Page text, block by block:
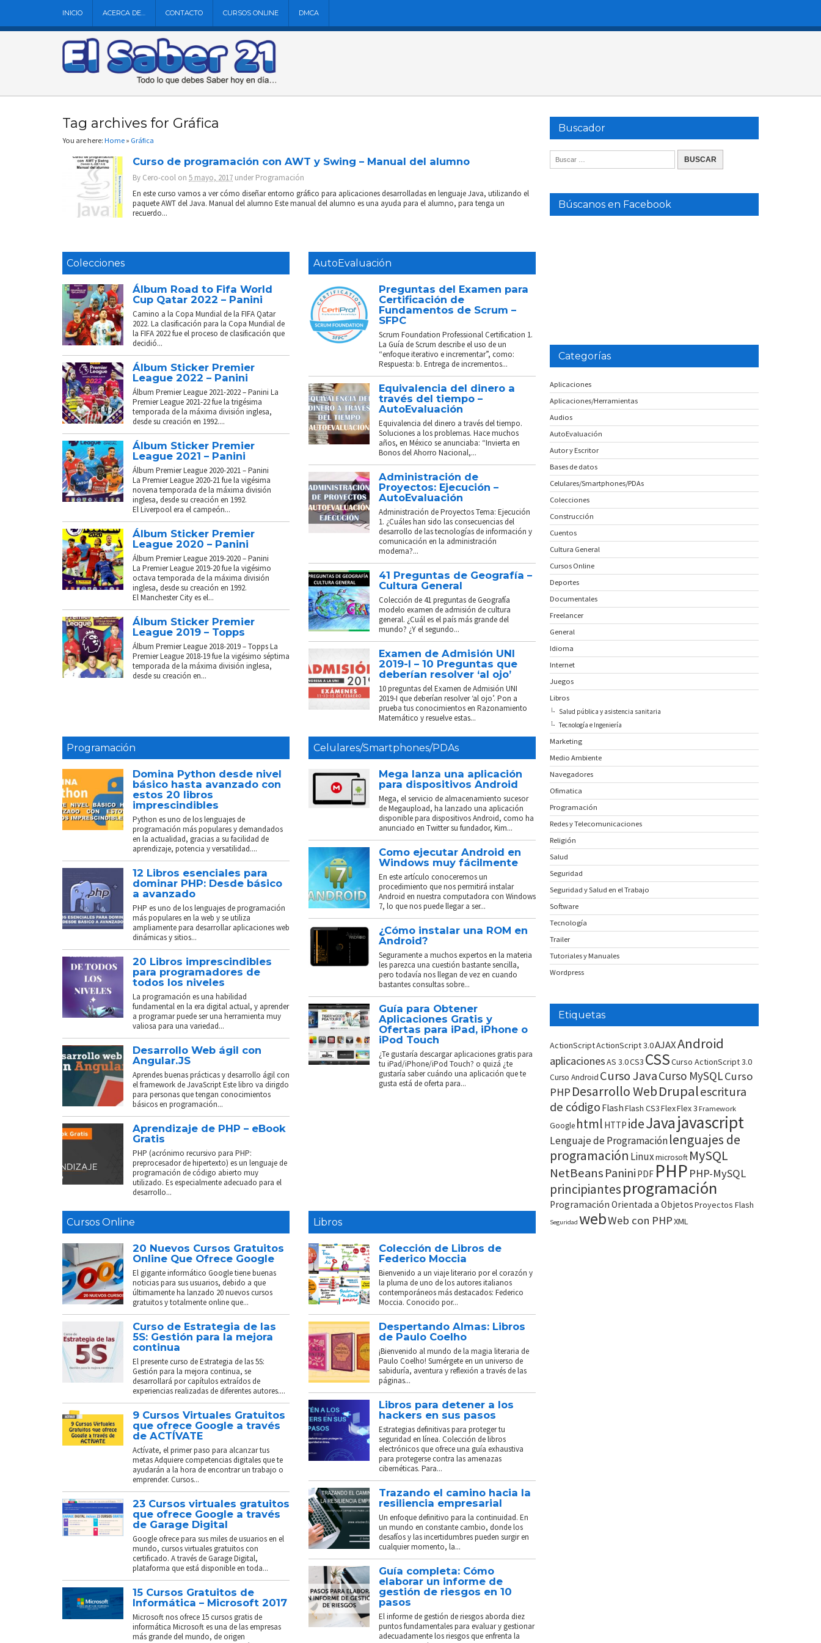
INICIO ACERCA DE… CONTACTO CURSOS ONLINE DMCA
Tag archives for Gráfica
You are here: Home » Gráfica
Curso de programación con AWT y Swing – Manual del alumno
By Cero-cool on 5 mayo, 2017 underProgramación
En este curso vamos a ver cómo diseñar entorno gráfico para aplicaciones desarrolladas en lenguaje Java, utilizando el
paquete AWT del Java. Manual del alumno Este manual del alumno es una ayuda para el alumno, para tenga un
recuerdo...
Colecciones
Álbum Road to Fifa World
Cup Qatar 2022 – Panini
Camino a la Copa Mundial de la FIFA Qatar
2022. La clasificación para la Copa Mundial de
la FIFA 2022 fue el proceso de clasificación que
decidió...
Álbum Sticker Premier
League 2022 – Panini
Álbum Premier League 2021-2022 – Panini La
Premier League 2021-22 fue la trigésima
temporada de la máxima división inglesa,
desde su creación en 1992....
Álbum Sticker Premier
League 2021 – Panini
Álbum Premier League 2020-2021 – Panini
La Premier League 2020-21 fue la vigésima
novena temporada de la máxima división
inglesa, desde su creación en 1992.
El Liverpool era el campeón...
Álbum Sticker Premier
League 2020 – Panini
Álbum Premier League 2019-2020 – Panini
La Premier League 2019-20 fue la vigésimo
octava temporada de la máxima división
inglesa, desde su creación en 1992.
El Manchester City es el...
Álbum Sticker Premier
League 2019 – Topps
Álbum Premier League 2018-2019 – Topps La
Premier League 2018-19 fue la vigésimo séptima
temporada de la máxima división inglesa,
desde su creación en...
AutoEvaluación
Preguntas del Examen para
Certificación de
Fundamentos de Scrum –
SFPC
Scrum Foundation Professional Certification 1.
La Guía de Scrum describe el uso de un
“enfoque iterativo e incrementar”, como:
Respuesta: b. Entrega de incrementos...
Equivalencia del dinero a
través del tiempo –
AutoEvaluación
Equivalencia del dinero a través del tiempo.
Soluciones a los problemas. Hace muchos
años, en México se anunciaba: “Invierta en
Bonos del Ahorro Nacional,...
Administración de
Proyectos: Ejecución –
AutoEvaluación
Administración de Proyectos Tema: Ejecución
1. ¿Cuáles han sido las consecuencias del
desarrollo de las tecnologías de información y
comunicación en la administración
moderna?...
41 Preguntas de Geografía –
Cultura General
Colección de 41 preguntas de Geografía
modelo examen de admisión de cultura
general. ¿Cuál es el país más grande del
mundo? ¿Y el segundo...
Examen de Admisión UNI
2019-I – 10 Preguntas que
deberían resolver ‘al ojo’
10 preguntas del Examen de Admisión UNI
2019-I que deberían resolver ‘al ojo’. Pon a
prueba tus conocimientos en Razonamiento
Matemático y resuelve estas...
Programación
Domina Python desde nivel
básico hasta avanzado con
estos 20 libros
imprescindibles
Python es uno de los lenguajes de
programación más populares y demandados
en la actualidad, gracias a su facilidad de
aprendizaje, potencia y versatilidad....
12 Libros esenciales para
dominar PHP: Desde básico
a avanzado
PHP es uno de los lenguajes de programación
más populares en la web y se utiliza
ampliamente para desarrollar aplicaciones web
dinámicas y sitios...
20 Libros imprescindibles
para programadores de
todos los niveles
La programación es una habilidad
fundamental en la era digital actual, y aprender
a programar puede ser una herramienta muy
valiosa para una variedad...
Desarrollo Web ágil con
Angular.JS
Aprendes buenas prácticas y desarrollo ágil con
el framework de JavaScript Este libro va dirigdo
para personas que tengan conocimientos
básicos en programación...
Aprendizaje de PHP – eBook
Gratis
PHP (acrónimo recursivo para PHP:
preprocesador de hipertexto) es un lenguaje de
programación de código abierto muy
utilizado. Es especialmente adecuado para el
desarrollo...
Celulares/Smartphones/PDAs
Mega lanza una aplicación
para dispositivos Android
Mega, el servicio de almacenamiento sucesor
de Megaupload, ha lanzado una aplicación
disponible para dispositivos Android, como ha
anunciado en Twitter su fundador, Kim...
Como ejecutar Android en
Windows muy fácilmente
En este artículo conoceremos un
procedimiento que nos permitirá instalar
Android en nuestra computadora con Windows
7, lo que nos puede llegar a ser...
¿Cómo instalar una ROM en
Android?
Seguramente a muchos expertos en la materia
les parezca una cuestión bastante sencilla,
pero todavía nos llegan de vez en cuando
bastantes consultas sobre...
Guía para Obtener
Aplicaciones Gratis y
Ofertas para iPad, iPhone o
iPod Touch
¿Te gustaría descargar aplicaciones gratis para
tu iPad/iPhone/iPod Touch? o quizá ¿te
gustaría saber cuándo una aplicación que te
gusta está de oferta para...
Cursos Online
20 Nuevos Cursos Gratuitos
Online Que Ofrece Google
El gigante informático Google tiene buenas
noticias para sus usuarios, debido a que
últimamente ha lanzado 20 nuevos cursos
gratuitos y totalmente online que...
Curso de Estrategia de las
5S: Gestión para la mejora
continua
El presente curso de Estrategia de las 5S:
Gestión para la mejora continua, se
desarrollará por capítulos extraídos de
experiencias realizadas de diferentes autores....
9 Cursos Virtuales Gratuitos
que ofrece Google a través
de ACTÍVATE
Actívate, el primer paso para alcanzar tus
metas Adquiere competencias digitales que te
ayudarán a la hora de encontrar un trabajo o
emprender. Cursos...
23 Cursos virtuales gratuitos
que ofrece Google a través
de Garage Digital
Google ofrece para sus miles de usuarios en el
mundo, cursos virtuales gratuitos con
certificado. A través de Garage Digital,
plataforma que está disponible en toda...
15 Cursos Gratuitos de
Informática – Microsoft 2017
Microsoft nos ofrece 15 cursos gratis de
informática Microsoft es una de las empresas
más grande del mundo, de origen
Libros
Colección de Libros de
Federico Moccia
Bienvenido a un viaje literario por el corazón y
la pluma de uno de los autores italianos
contemporáneos más destacados: Federico
Moccia. Conocido por...
Despertando Almas: Libros
de Paulo Coelho
¡Bienvenido al mundo de la magia literaria de
Paulo Coelho! Sumérgete en un universo de
sabiduría, aventura y reflexión a través de las
páginas...
Libros para detener a los
hackers en sus pasos
Estrategias definitivas para proteger tu
seguridad en línea. Colección de libros
electrónicos que ofrece una guía exhaustiva
para protegerse contra las amenazas
cibernéticas. Para...
Trazando el camino hacia la
resiliencia empresarial
Un enfoque definitivo para la continuidad. En
un mundo en constante cambio, donde los
desafíos y las incertidumbres pueden surgir en
cualquier momento, la...
Guía completa: Cómo
elaborar un informe de
gestión de riesgos en 10
pasos
El informe de gestión de riesgos aborda diez
puntos fundamentales para evaluar y gestionar
adecuadamente los riesgos que enfrenta la
Buscador
Búscanos en Facebook
Categorías
Aplicaciones
Aplicaciones/Herramientas
Audios
AutoEvaluación
Autor y Escritor
Bases de datos
Celulares/Smartphones/PDAs
Colecciones
Construcción
Cuentos
Cultura General
Cursos Online
Deportes
Documentales
Freelancer
General
Idioma
Internet
Juegos
Libros
Salud pública y asistencia sanitaria
Tecnología e Ingeniería
Marketing
Medio Ambiente
Navegadores
Ofimatica
Programación
Redes y Telecomunicaciones
Religión
Salud
Seguridad
Seguridad y Salud en el Trabajo
Software
Tecnología
Trailer
Tutoriales y Manuales
Wordpress
Etiquetas
ActionScriptActionScript 3.0AJAXAndroid
aplicacionesAS 3.0CS3 CSSCurso ActionScript 3.0
Curso Android Curso JavaCurso MySQLCurso
PHP Desarrollo WebDrupalescritura
de código FlashFlash CS3FlexFlex 3 Framework
Google html HTTP ideJavajavascript
Lenguaje de Programaciónlenguajes de
programación Linuxmicrosoft MySQL
NetBeans Panini PDF PHP PHP-MySQL
principiantesprogramación
Programación Orientada a ObjetosProyectos Flash
Seguridad webWeb con PHPXML